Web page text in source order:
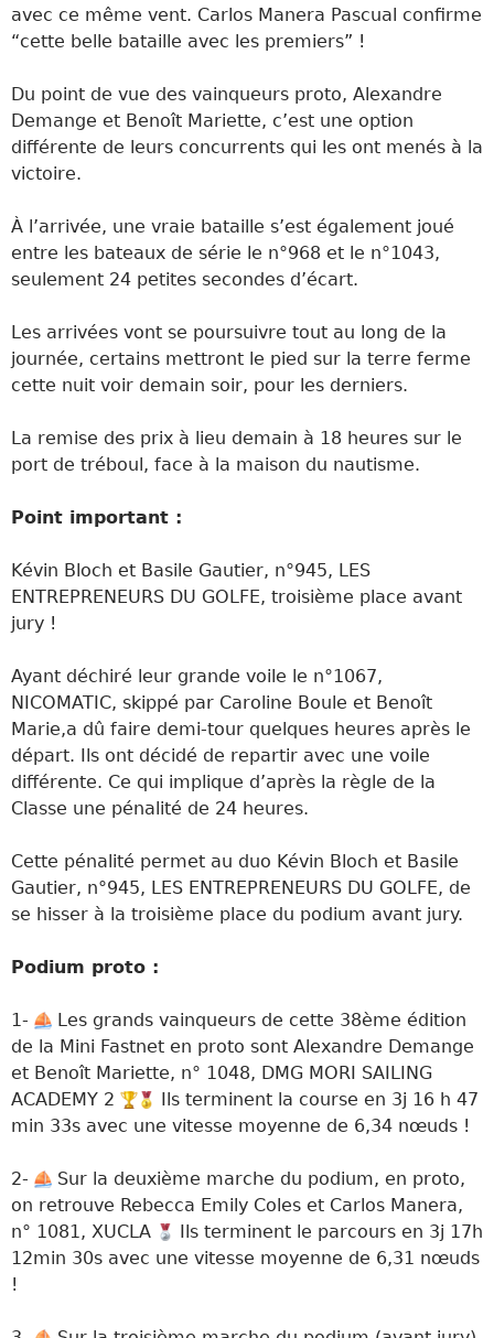
avec ce même vent. Carlos Manera Pascual confirme
“cette belle bataille avec les premiers” !
Du point de vue des vainqueurs proto, Alexandre
Demange et Benoît Mariette, c’est une option
différente de leurs concurrents qui les ont menés à la
victoire.
À l’arrivée, une vraie bataille s’est également joué
entre les bateaux de série le n°968 et le n°1043,
seulement 24 petites secondes d’écart.
Les arrivées vont se poursuivre tout au long de la
journée, certains mettront le pied sur la terre ferme
cette nuit voir demain soir, pour les derniers.
La remise des prix à lieu demain à 18 heures sur le
port de tréboul, face à la maison du nautisme.
Point important :
Kévin Bloch et Basile Gautier, n°945, LES
ENTREPRENEURS DU GOLFE, troisième place avant
jury !
Ayant déchiré leur grande voile le n°1067,
NICOMATIC, skippé par Caroline Boule et Benoît
Marie,a dû faire demi-tour quelques heures après le
départ. Ils ont décidé de repartir avec une voile
différente. Ce qui implique d’après la règle de la
Classe une pénalité de 24 heures.
Cette pénalité permet au duo Kévin Bloch et Basile
Gautier, n°945, LES ENTREPRENEURS DU GOLFE, de
se hisser à la troisième place du podium avant jury.
Podium proto :
1-
Les grands vainqueurs de cette 38ème édition
de la Mini Fastnet en proto sont Alexandre Demange
et Benoît Mariette, n° 1048, DMG MORI SAILING
ACADEMY 2
Ils terminent la course en 3j 16 h 47
min 33s avec une vitesse moyenne de 6,34 nœuds !
2-
Sur la deuxième marche du podium, en proto,
on retrouve Rebecca Emily Coles et Carlos Manera,
n° 1081, XUCLA
Ils terminent le parcours en 3j 17h
12min 30s avec une vitesse moyenne de 6,31 nœuds
!